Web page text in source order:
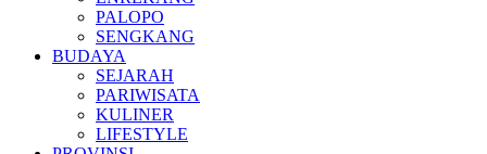
PALOPO
SENGKANG
BUDAYA
SEJARAH
PARIWISATA
KULINER
LIFESTYLE